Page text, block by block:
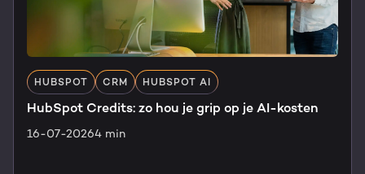
HUBSPOT CRM HUBSPOT AI
HubSpot Credits: zo hou je grip op je AI-kosten
16-07-20264 min